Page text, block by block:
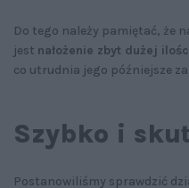
Do tego należy pamiętać, że
jest nałożenie zbyt dużej
co utrudnia jego późniejsze
Szybko i
Postanowiliśmy sprawdzić